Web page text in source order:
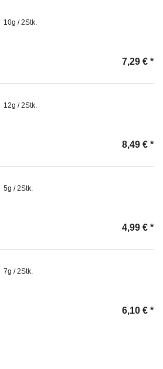
10g / 2Stk.
7,29 € *
12g / 2Stk.
8,49 € *
5g / 2Stk.
4,99 € *
7g / 2Stk.
6,10 € *